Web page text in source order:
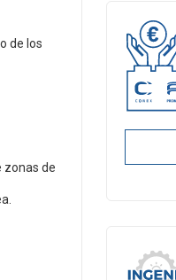
de los
zonas de